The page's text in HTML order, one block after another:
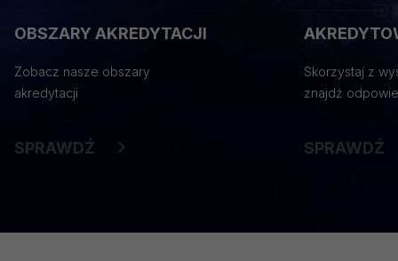
OBSZARY AKREDYTACJI
Zobacz nasze obszary
akredytacji
SPRAWDŹ
Skorzystaj z
znajdź
SPRAWDŹ